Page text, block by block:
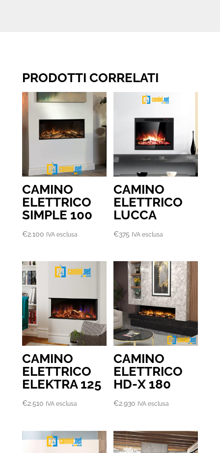
PRODOTTI CORRELATI
CAMINO
ELETTRICO
SIMPLE 100
€2.100 IVA esclusa
CAMINO
ELETTRICO
LUCCA
€375 IVA esclusa
CAMINO
ELETTRICO
ELEKTRA 125
€2.510 IVA esclusa
CAMINO
ELETTRICO
HD-X 180
€2.930 IVA esclusa